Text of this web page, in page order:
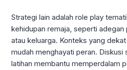
Strategi lain adalah role play
kehidupan remaja, seperti adegan
atau keluarga. Konteks yang
mudah menghayati peran. Diskusi
latihan membantu memperdalam